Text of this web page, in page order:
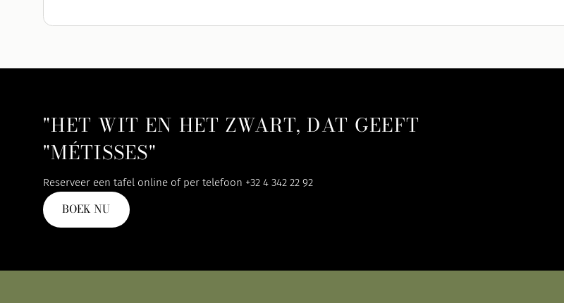
"HET WIT EN HET ZWART, DAT GEEFT
"MÉTISSES"
Reserveer een tafel online of per telefoon +32 4 342 22 92
BOEK NU